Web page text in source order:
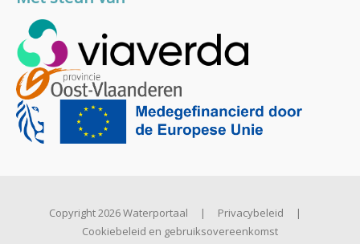
Copyright 2026 Waterportaal | Privacybeleid
|
Cookiebeleid en gebruiksovereenkomst